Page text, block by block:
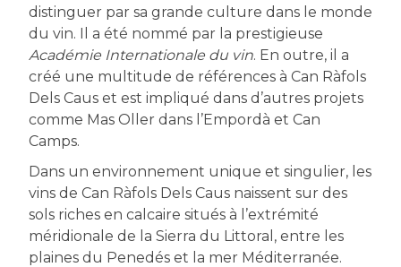
distinguer par sa grande culture dans le monde
du vin. Il a été nommé par la prestigieuse
Académie Internationale du vin. En outre, il a
créé une multitude de références à Can Ràfols
Dels Caus et est impliqué dans d’autres projets
comme Mas Oller dans l’Empordà et Can
Camps.
Dans un environnement unique et singulier, les
vins de Can Ràfols Dels Caus naissent sur des
sols riches en calcaire situés à l’extrémité
méridionale de la Sierra du Littoral, entre les
plaines du Penedés et la mer Méditerranée.